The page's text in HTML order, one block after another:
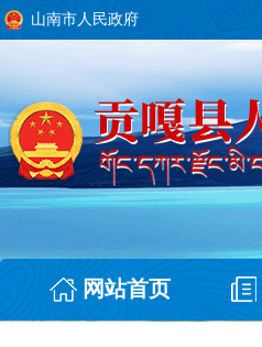
山南市人民政府
网站首页